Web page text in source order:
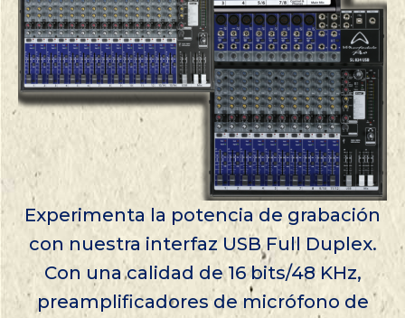
Experimenta la potencia de grabación
con nuestra interfaz USB Full Duplex.
Con una calidad de 16 bits/48 KHz,
preamplificadores de micrófono de